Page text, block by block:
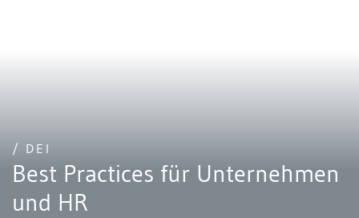
/ DEI
Best Practices für Unternehmen
und HR